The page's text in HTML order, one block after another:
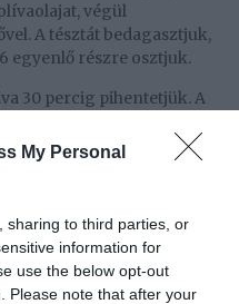
My Personal
sharing to third parties, or
information for
use the below opt-out
Please note that after your
végül
A tésztát bedagasztjuk,
egyenlő részre osztjuk.
30 percig pihentetjük. A
meghintjük őket
tesszük, és 5-8 perc
A fokhagymát
joghurtot összekeverjük
sózzuk,